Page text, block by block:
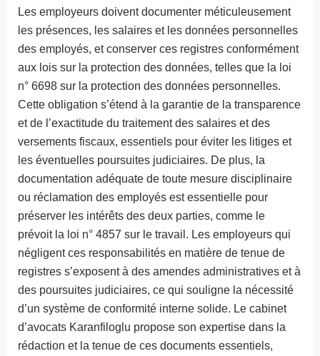
Les employeurs doivent documenter méticuleusement
les présences, les salaires et les données personnelles
des employés, et conserver ces registres conformément
aux lois sur la protection des données, telles que la loi
n° 6698 sur la protection des données personnelles.
Cette obligation s’étend à la garantie de la transparence
et de l’exactitude du traitement des salaires et des
versements fiscaux, essentiels pour éviter les litiges et
les éventuelles poursuites judiciaires. De plus, la
documentation adéquate de toute mesure disciplinaire
ou réclamation des employés est essentielle pour
préserver les intérêts des deux parties, comme le
prévoit la loi n° 4857 sur le travail. Les employeurs qui
négligent ces responsabilités en matière de tenue de
registres s’exposent à des amendes administratives et à
des poursuites judiciaires, ce qui souligne la nécessité
d’un système de conformité interne solide. Le cabinet
d’avocats Karanfiloglu propose son expertise dans la
rédaction et la tenue de ces documents essentiels,